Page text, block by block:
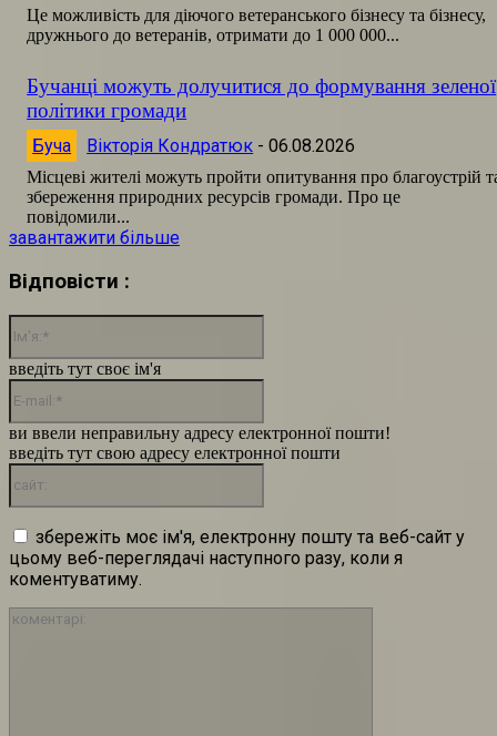
Це можливість для діючого ветеранського бізнесу та бізнесу,
дружнього до ветеранів, отримати до 1 000 000...
Бучанці можуть долучитися до формування зеленої
політики громади
Буча Вікторія Кондратюк - 06.08.2026
Місцеві жителі можуть пройти опитування про благоустрій
збереження природних ресурсів громади. Про це
повідомили...
завантажити більше
Відповісти :
введіть тут своє ім'я
ви ввели неправильну адресу електронної пошти!
введіть тут свою адресу електронної пошти
збережіть моє ім'я, електронну пошту та веб-сайт у
цьому веб-переглядачі наступного разу, коли я
коментуватиму.